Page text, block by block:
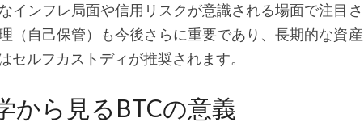
ら
インフレ局面や信用リスクが意識される場面で注目さ
（自己保管）も今後さらに重要であり、長期的な資産
ルフカストディが推奨されます。
から見るBTCの意義